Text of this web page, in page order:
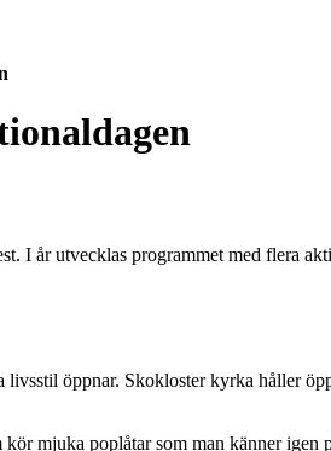
år utvecklas programmet med flera
öppnar. Skokloster kyrka håller
mjuka poplåtar som man känner